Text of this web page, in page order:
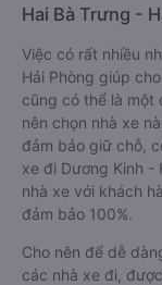
Hai Bà Trưng -
Việc có rất nhiều
Hải Phòng giúp
cũng có thể là một
nên chọn nhà xe
đảm bảo giữ chỗ,
xe đi Dương Kinh -
nhà xe với khách
đảm bảo 100%.
Cho nên để dễ
các nhà xe đi,